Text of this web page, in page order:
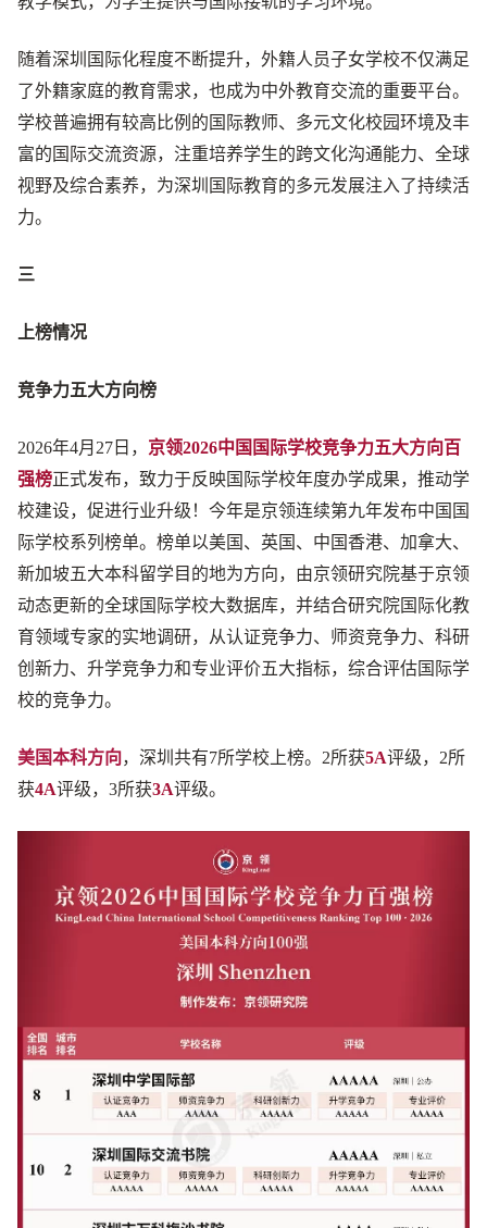
随着深圳国际化程度不断提升，外籍人员子女学校不仅满足
了外籍家庭的教育需求，也成为中外教育交流的重要平台。
学校普遍拥有较高比例的国际教师、多元文化校园环境及丰
富的国际交流资源，注重培养学生的跨文化沟通能力、全球
视野及综合素养，为深圳国际教育的多元发展注入了持续活
力。
三
上榜情况
竞争力五大方向榜
2026年4月27日， 京领2026中国国际学校竞争力五大方向百
强榜正式发布，致力于反映国际学校年度办学成果，推动学
校建设，促进行业升级！今年是京领连续第九年发布中国国
际学校系列榜单。榜单以美国、英国、中国香港、加拿大、
新加坡五大本科留学目的地为方向，由京领研究院基于京领
动态更新的全球国际学校大数据库，并结合研究院国际化教
育领域专家的实地调研，从认证竞争力、师资竞争力、科研
创新力、升学竞争力和专业评价五大指标，综合评估国际学
校的竞争力。
美国本科方向，深圳共有7所学校上榜。2所获5A评级，2所
获4A评级，3所获3A评级。